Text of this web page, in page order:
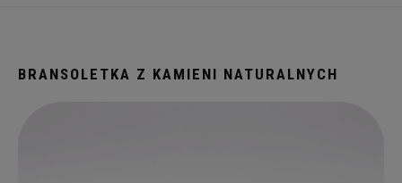
BRANSOLETKA Z KAMIENI NATURALNYCH